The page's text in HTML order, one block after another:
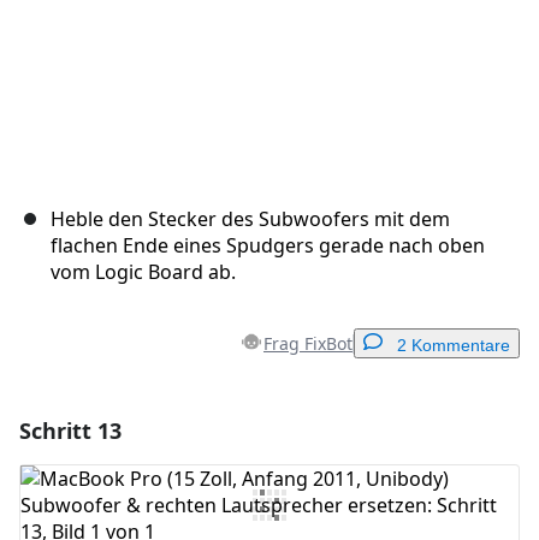
Heble den Stecker des Subwoofers mit dem
flachen Ende eines Spudgers gerade nach oben
vom Logic Board ab.
Frag FixBot 2 Kommentare
Kommentar hinzufügen
Schritt 13